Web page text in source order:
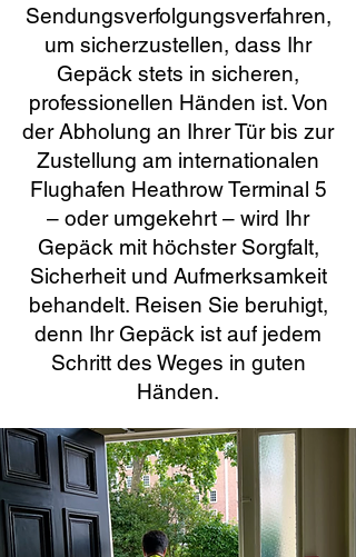
Sendungsverfolgungsverfahren,
um sicherzustellen, dass Ihr
Gepäck stets in sicheren,
professionellen Händen ist. Von
der Abholung an Ihrer Tür bis zur
Zustellung am internationalen
Flughafen Heathrow Terminal 5
– oder umgekehrt – wird Ihr
Gepäck mit höchster Sorgfalt,
Sicherheit und Aufmerksamkeit
behandelt. Reisen Sie beruhigt,
denn Ihr Gepäck ist auf jedem
Schritt des Weges in guten
Händen.